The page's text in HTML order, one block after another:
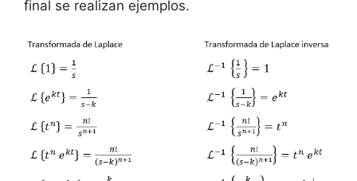
final se realizan ejemplos.